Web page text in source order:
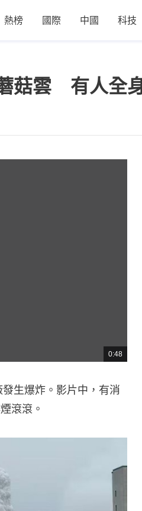
熱榜 國際 中國 科技
菇雲 有人全
總
共
0:48
生爆炸。影片中，有消
滾滾。